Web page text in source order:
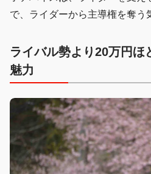
で、ライダーから主導権を奪う
ライバル勢より20万円ほ
魅力